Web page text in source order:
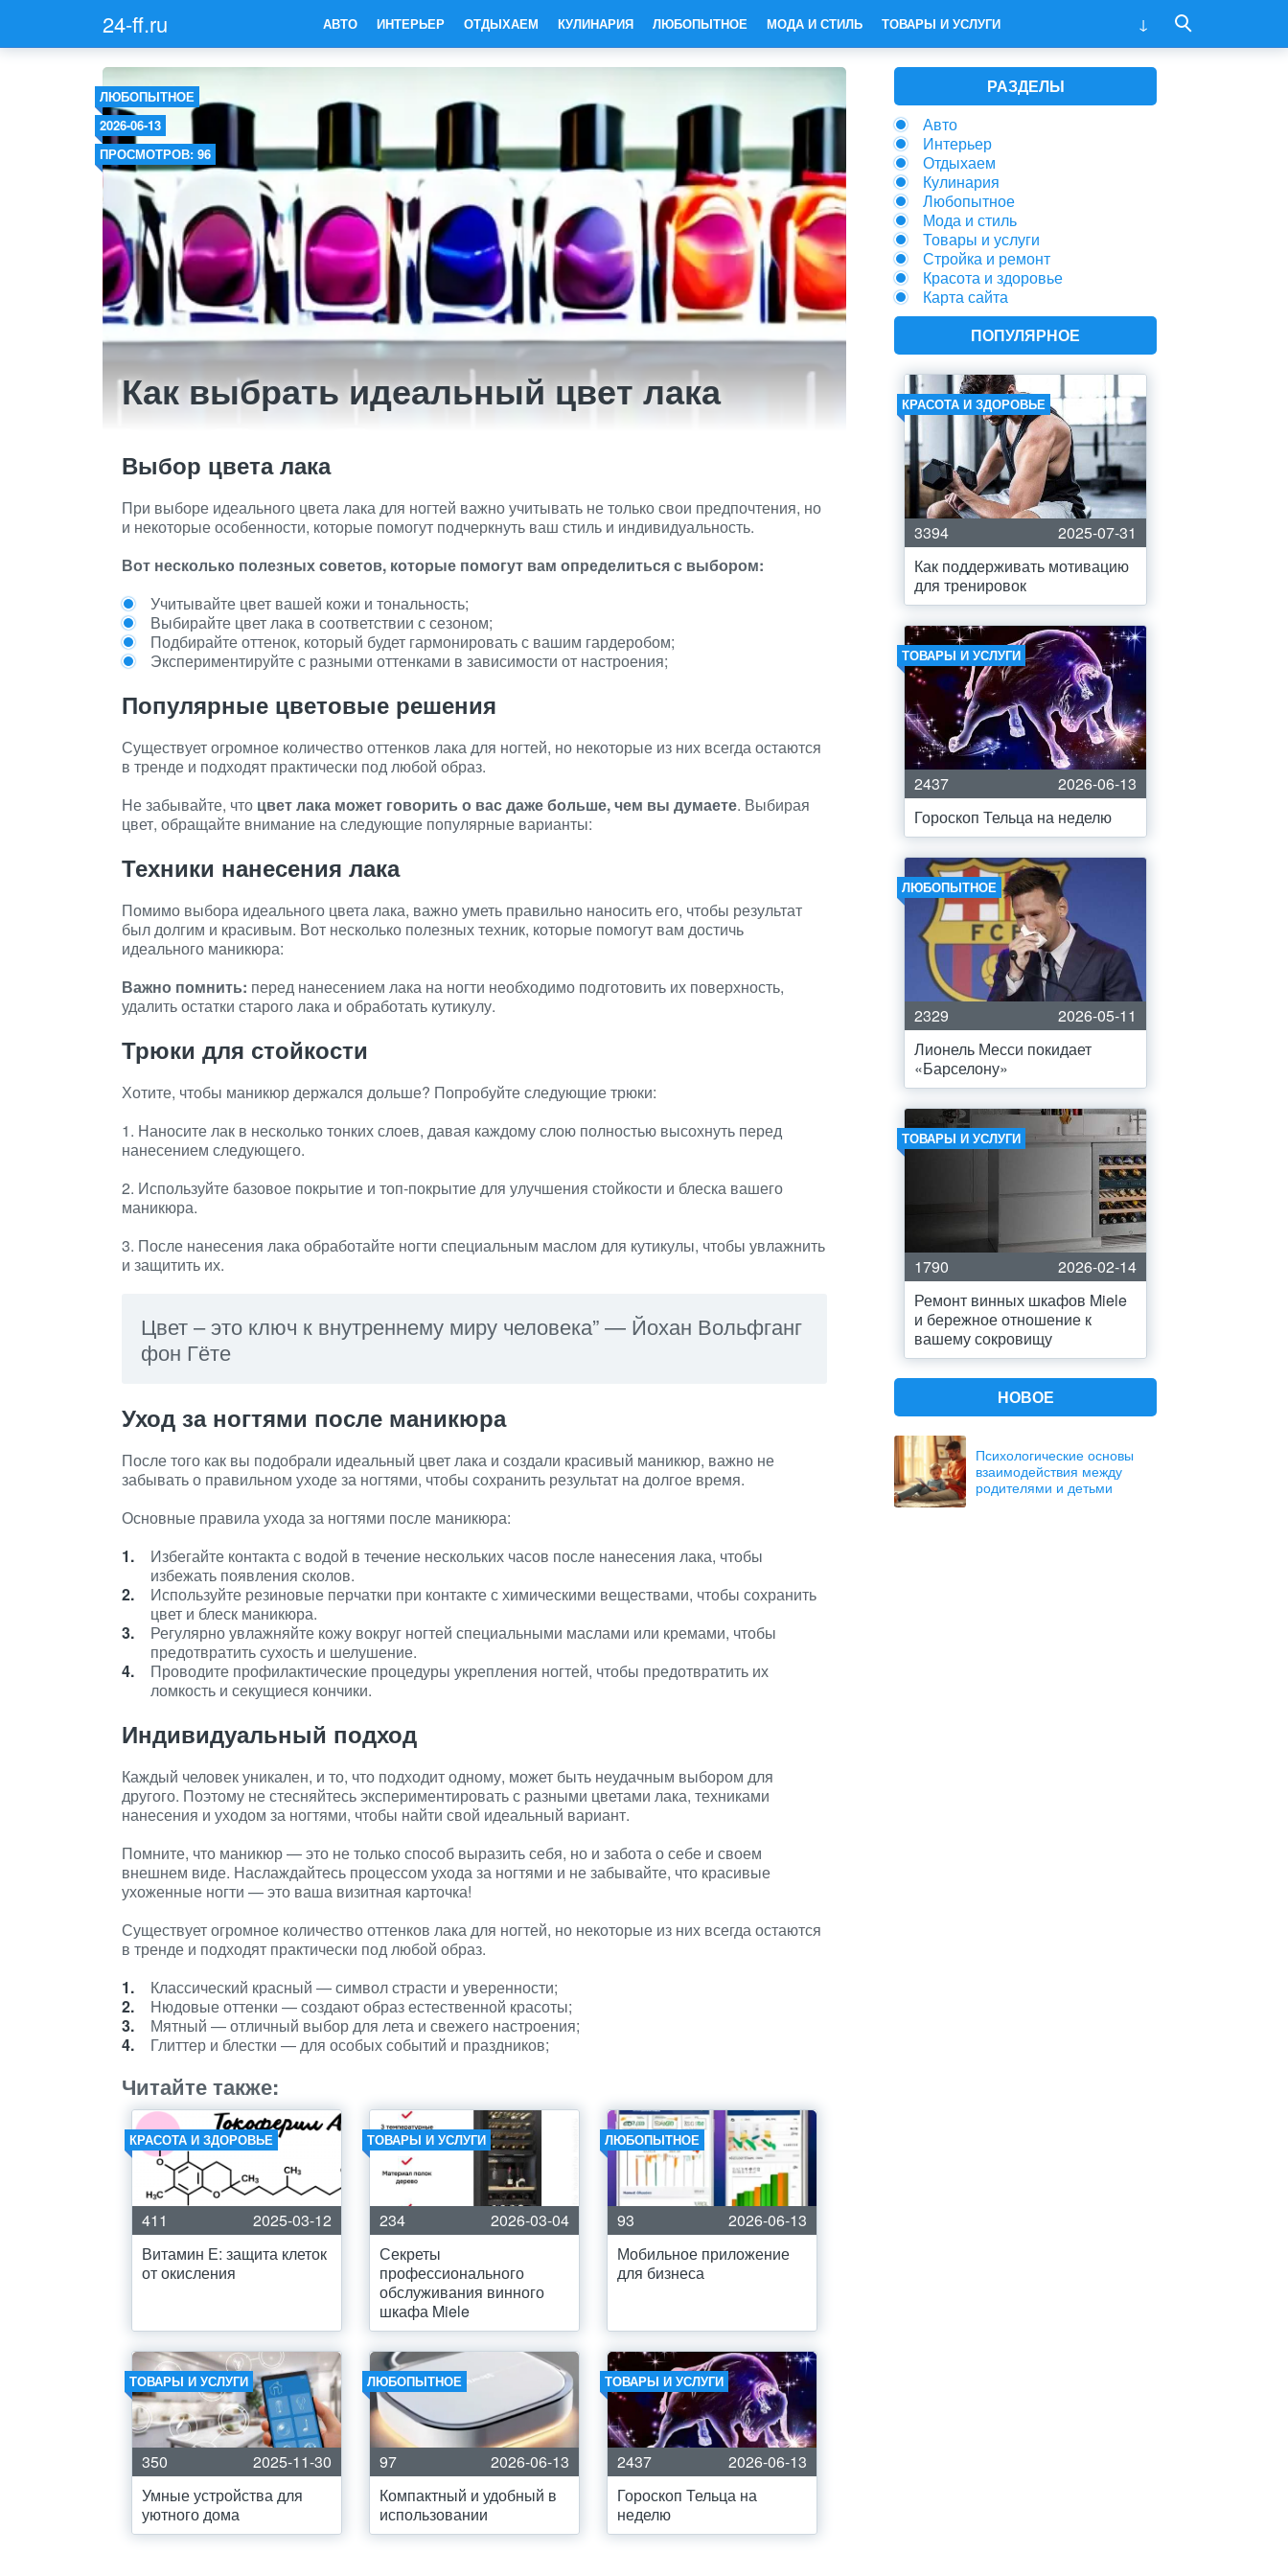
24-ff.ru АВТО ИНТЕРЬЕР ОТДЫХАЕМ КУЛИНАРИЯ ЛЮБОПЫТНОЕ МОДА И СТИЛЬ ТОВАРЫ И УСЛУГИ
ЛЮБОПЫТНОЕ
2026-06-13
ПРОСМОТРОВ: 96
Как выбрать идеальный цвет лака
Выбор цвета лака
При выборе идеального цвета лака для ногтей важно учитывать не только свои предпочтения, но
и некоторые особенности, которые помогут подчеркнуть ваш стиль и индивидуальность.
Вот несколько полезных советов, которые помогут вам определиться с выбором:
Учитывайте цвет вашей кожи и тональность;
Выбирайте цвет лака в соответствии с сезоном;
Подбирайте оттенок, который будет гармонировать с вашим гардеробом;
Экспериментируйте с разными оттенками в зависимости от настроения;
Популярные цветовые решения
Существует огромное количество оттенков лака для ногтей, но некоторые из них всегда остаются
в тренде и подходят практически под любой образ.
Не забывайте, что цвет лака может говорить о вас даже больше, чем вы думаете. Выбирая
цвет, обращайте внимание на следующие популярные варианты:
Техники нанесения лака
Помимо выбора идеального цвета лака, важно уметь правильно наносить его, чтобы результат
был долгим и красивым. Вот несколько полезных техник, которые помогут вам достичь
идеального маникюра:
Важно помнить: перед нанесением лака на ногти необходимо подготовить их поверхность,
удалить остатки старого лака и обработать кутикулу.
Трюки для стойкости
Хотите, чтобы маникюр держался дольше? Попробуйте следующие трюки:
1. Наносите лак в несколько тонких слоев, давая каждому слою полностью высохнуть перед
нанесением следующего.
2. Используйте базовое покрытие и топ-покрытие для улучшения стойкости и блеска вашего
маникюра.
3. После нанесения лака обработайте ногти специальным маслом для кутикулы, чтобы увлажнить
и защитить их.
Цвет – это ключ к внутреннему миру человека” — Йохан Вольфганг
фон Гёте
Уход за ногтями после маникюра
После того как вы подобрали идеальный цвет лака и создали красивый маникюр, важно не
забывать о правильном уходе за ногтями, чтобы сохранить результат на долгое время.
Основные правила ухода за ногтями после маникюра:
Избегайте контакта с водой в течение нескольких часов после нанесения лака, чтобы
избежать появления сколов.
Используйте резиновые перчатки при контакте с химическими веществами, чтобы сохранить
цвет и блеск маникюра.
Регулярно увлажняйте кожу вокруг ногтей специальными маслами или кремами, чтобы
предотвратить сухость и шелушение.
Проводите профилактические процедуры укрепления ногтей, чтобы предотвратить их
ломкость и секущиеся кончики.
Индивидуальный подход
Каждый человек уникален, и то, что подходит одному, может быть неудачным выбором для
другого. Поэтому не стесняйтесь экспериментировать с разными цветами лака, техниками
нанесения и уходом за ногтями, чтобы найти свой идеальный вариант.
Помните, что маникюр — это не только способ выразить себя, но и забота о себе и своем
внешнем виде. Наслаждайтесь процессом ухода за ногтями и не забывайте, что красивые
ухоженные ногти — это ваша визитная карточка!
Существует огромное количество оттенков лака для ногтей, но некоторые из них всегда остаются
в тренде и подходят практически под любой образ.
Классический красный — символ страсти и уверенности;
Нюдовые оттенки — создают образ естественной красоты;
Мятный — отличный выбор для лета и свежего настроения;
Глиттер и блестки — для особых событий и праздников;
Читайте также:
КРАСОТА И ЗДОРОВЬЕ
411
2025-03-12
Витамин Е: защита клеток
от окисления
ТОВАРЫ И УСЛУГИ
234
2026-03-04
Секреты
профессионального
обслуживания винного
шкафа Miele
ЛЮБОПЫТНОЕ
93
2026-06-13
Мобильное приложение
для бизнеса
ТОВАРЫ И УСЛУГИ
350
2025-11-30
Умные устройства для
уютного дома
ЛЮБОПЫТНОЕ
97
2026-06-13
Компактный и удобный в
использовании
ТОВАРЫ И УСЛУГИ
2437
2026-06-13
Гороскоп Тельца на
неделю
РАЗДЕЛЫ
Авто
Интерьер
Отдыхаем
Кулинария
Любопытное
Мода и стиль
Товары и услуги
Стройка и ремонт
Красота и здоровье
Карта сайта
ПОПУЛЯРНОЕ
КРАСОТА И ЗДОРОВЬЕ
3394
2025-07-31
Как поддерживать мотивацию
для тренировок
ТОВАРЫ И УСЛУГИ
2437
2026-06-13
Гороскоп Тельца на неделю
ЛЮБОПЫТНОЕ
2329
2026-05-11
Лионель Месси покидает
«Барселону»
ТОВАРЫ И УСЛУГИ
1790
2026-02-14
Ремонт винных шкафов Miele
и бережное отношение к
вашему сокровищу
НОВОЕ
Психологические основы
взаимодействия между
родителями и детьми